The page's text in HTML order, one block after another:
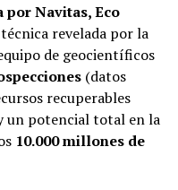
por Navitas, Eco
revelada por la
de geocientíficos
(datos
recuperables
un potencial total en la
10.000 millones de